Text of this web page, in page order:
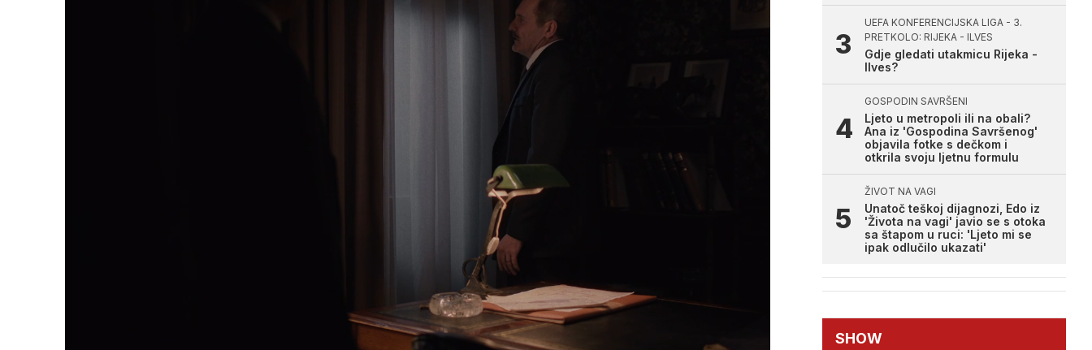
UEFA KONFERENCIJSKA LIGA - 3.
PRETKOLO: RIJEKA - ILVES
Gdje gledati utakmicu Rijeka -
Ilves?
GOSPODIN SAVRŠENI
Ljeto u metropoli ili na obali?
Ana iz 'Gospodina Savršenog'
objavila fotke s dečkom i
otkrila svoju ljetnu formulu
ŽIVOT NA VAGI
Unatoč teškoj dijagnozi, Edo iz
'Života na vagi' javio se s otoka
sa štapom u ruci: 'Ljeto mi se
ipak odlučilo ukazati'
SHOW